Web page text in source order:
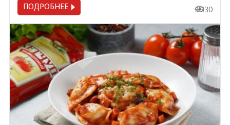
ПОДРОБНЕЕ 3 330